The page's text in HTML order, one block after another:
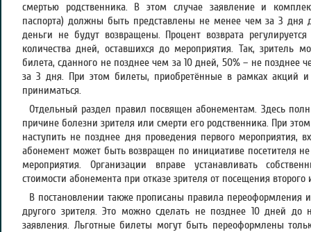
смертью родственника. В этом случае заявление и
паспорта) должны быть представлены не менее чем за 3 дня
деньги не будут возвращены. Процент возврата
количества дней, оставшихся до мероприятия. Так, зритель
билета, сданного не позднее чем за 10 дней, 50% – не позднее
за 3 дня. При этом билеты, приобретённые в рамках акций
приниматься.
Отдельный раздел правил посвящен абонементам. Здесь
причине болезни зрителя или смерти его родственника. При
наступить не позднее дня проведения первого мероприятия,
абонемент может быть возвращен по инициативе посетителя
мероприятия. Организации вправе устанавливать
стоимости абонемента при отказе зрителя от посещения
В постановлении также прописаны правила переоформления
другого зрителя. Это можно сделать не позднее 10 дней до
заявления. Льготные билеты могут быть переоформлены